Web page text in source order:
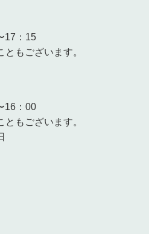
17：15
もございます。
16：00
もございます。